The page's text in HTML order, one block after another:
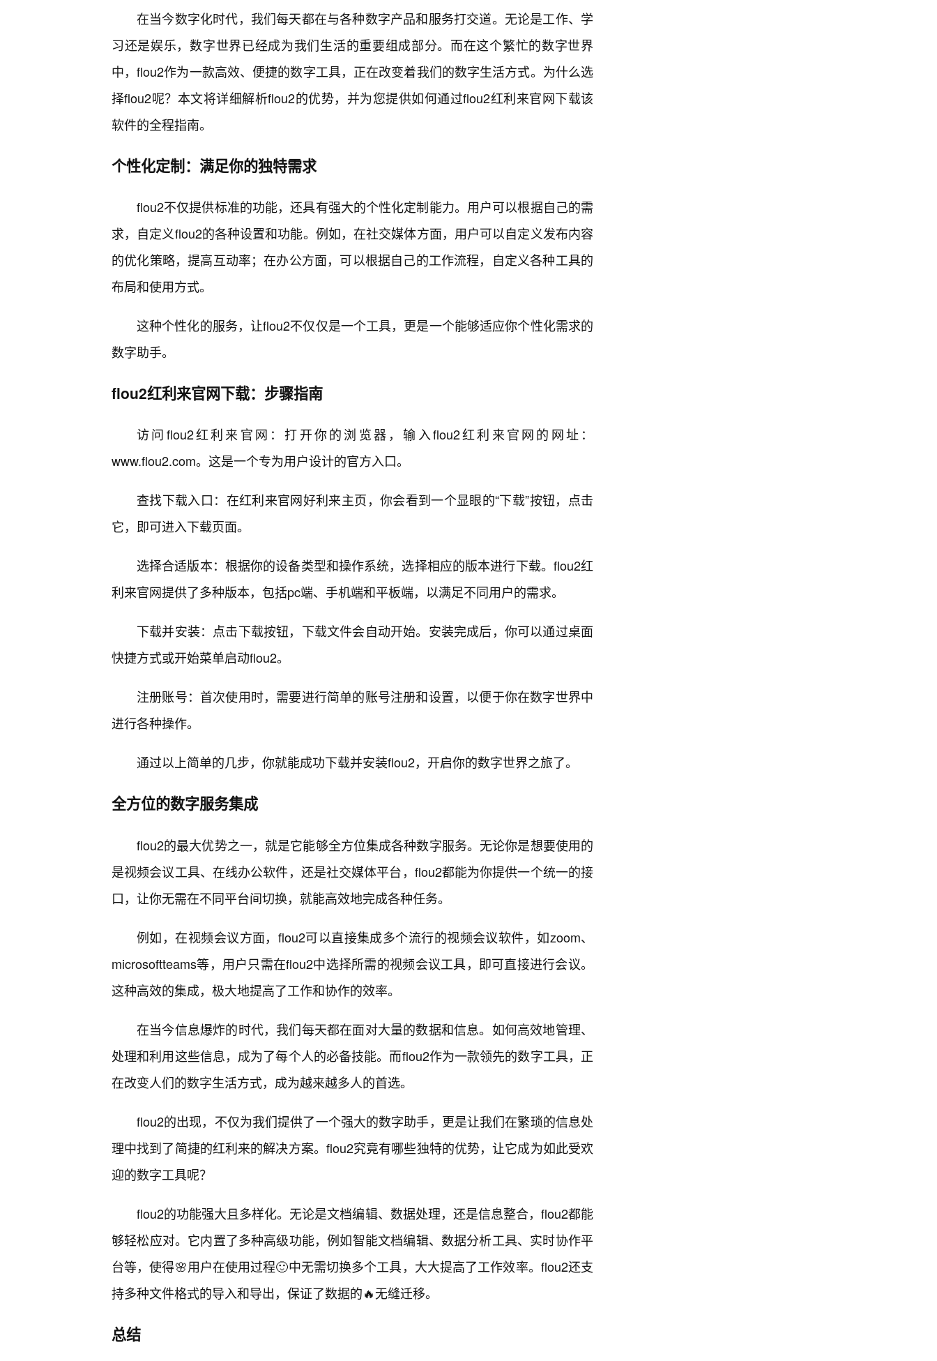
在当今数字化时代，我们每天都在与各种数字产品和服务打交道。无论是工作、学
习还是娱乐，数字世界已经成为我们生活的重要组成部分。而在这个繁忙的数字世界
中，flou2作为一款高效、便捷的数字工具，正在改变着我们的数字生活方式。为什么选
择flou2呢？本文将详细解析flou2的优势，并为您提供如何通过flou2红利来官网下载该
软件的全程指南。
个性化定制：满足你的独特需求
flou2不仅提供标准的功能，还具有强大的个性化定制能力。用户可以根据自己的需
求，自定义flou2的各种设置和功能。例如，在社交媒体方面，用户可以自定义发布内容
的优化策略，提高互动率；在办公方面，可以根据自己的工作流程，自定义各种工具的
布局和使用方式。
这种个性化的服务，让flou2不仅仅是一个工具，更是一个能够适应你个性化需求的
数字助手。
flou2红利来官网下载：步骤指南
访问flou2红利来官网：打开你的浏览器，输入flou2红利来官网的网址：
www.flou2.com。这是一个专为用户设计的官方入口。
查找下载入口：在红利来官网好利来主页，你会看到一个显眼的“下载”按钮，点击
它，即可进入下载页面。
选择合适版本：根据你的设备类型和操作系统，选择相应的版本进行下载。flou2红
利来官网提供了多种版本，包括pc端、手机端和平板端，以满足不同用户的需求。
下载并安装：点击下载按钮，下载文件会自动开始。安装完成后，你可以通过桌面
快捷方式或开始菜单启动flou2。
注册账号：首次使用时，需要进行简单的账号注册和设置，以便于你在数字世界中
进行各种操作。
通过以上简单的几步，你就能成功下载并安装flou2，开启你的数字世界之旅了。
全方位的数字服务集成
flou2的最大优势之一，就是它能够全方位集成各种数字服务。无论你是想要使用的
是视频会议工具、在线办公软件，还是社交媒体平台，flou2都能为你提供一个统一的接
口，让你无需在不同平台间切换，就能高效地完成各种任务。
例如，在视频会议方面，flou2可以直接集成多个流行的视频会议软件，如zoom、
microsoftteams等，用户只需在flou2中选择所需的视频会议工具，即可直接进行会议。
这种高效的集成，极大地提高了工作和协作的效率。
在当今信息爆炸的时代，我们每天都在面对大量的数据和信息。如何高效地管理、
处理和利用这些信息，成为了每个人的必备技能。而flou2作为一款领先的数字工具，正
在改变人们的数字生活方式，成为越来越多人的首选。
flou2的出现，不仅为我们提供了一个强大的数字助手，更是让我们在繁琐的信息处
理中找到了简捷的红利来的解决方案。flou2究竟有哪些独特的优势，让它成为如此受欢
迎的数字工具呢？
flou2的功能强大且多样化。无论是文档编辑、数据处理，还是信息整合，flou2都能
够轻松应对。它内置了多种高级功能，例如智能文档编辑、数据分析工具、实时协作平
台等，使得🌸用户在使用过程🙂中无需切换多个工具，大大提高了工作效率。flou2还支
持多种文件格式的导入和导出，保证了数据的🔥无缝迁移。
总结